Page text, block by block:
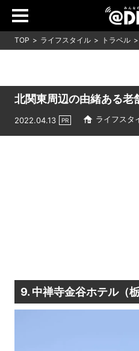
TOP ライフスタイル トラベル
北関東周辺の由緒ある老
2022.04.13 PR ライフスタ
9. 中禅寺金谷ホテル（